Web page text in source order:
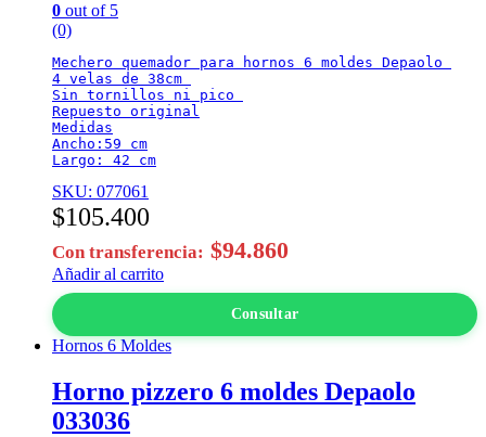
0 out of 5
(0)
Mechero quemador para hornos 6 moldes Depaolo
4 velas de 38cm
Sin tornillos ni pico
Repuesto original
Medidas
Ancho:59 cm
Largo: 42 cm
SKU: 077061
$105.400
Con transferencia: $94.860
Añadir al carrito
Consultar
Hornos 6 Moldes
Horno pizzero 6 moldes Depaolo
033036